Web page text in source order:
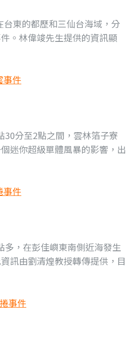
東的都歷和三仙台海域，分
。林偉竣先生提供的資訊顯
事件
30分至2點之間，雲林箔子寮
迷你超級單體風暴的影響，出
事件
多，在彭佳嶼東南側近海發生
訊由劉清煌教授轉傳提供，目
事件